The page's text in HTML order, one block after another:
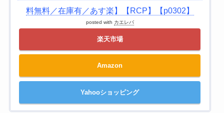
料無料／在庫有／あす楽】【RCP】【p0302】
posted with カエレバ
楽天市場
Amazon
Yahooショッピング